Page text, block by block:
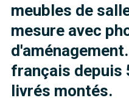
meubles de
mesure avec
français depuis
livrés montés.